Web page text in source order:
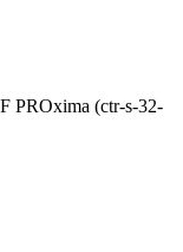
(ctr-s-32-